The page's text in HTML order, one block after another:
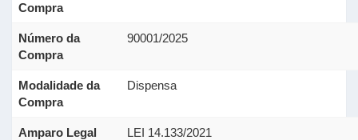
Compra
Número da
Compra
90001/2025
Modalidade da
Compra
Dispensa
Amparo Legal LEI 14.133/2021